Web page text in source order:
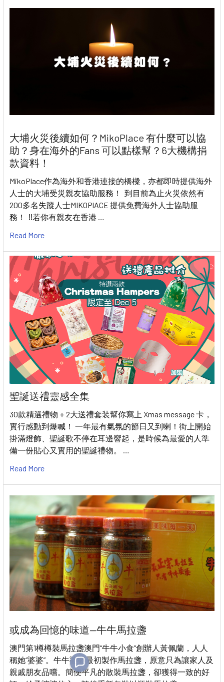
大埔火災後續如何？MikoPlace 有什麼可以協
助？身在海外的Fans 可以點樣幫？6大機構捐
款資料！
MikoPlace作為海外和香港連接的橋樑，亦都即時提供海外
人士的大埔受災親友協助服務！ 到目前為止火災依然有
200多名失蹤人士MIKOPlACE 提供免費海外人士協助服
務！ ‼️若你有親友在香港 …
Read More
聖誕送禮靈感全集
30款精選禮物＋2大送禮套装幫你寫上 Xmas message 卡，
實行感動到爆喊！ 一年最有氣氛的節日又到喇！街上開始
掛滿燈飾、聖誕歌不停在耳邊響起，是時候為最愛的人準
備一份貼心又實用的聖誕禮物。 …
Read More
或成為回憶的味道—牛牛馬拉盞
澳門第1樽樽裝馬拉盞澳門“牛牛小食”創辦人黃佩蘭，人人
稱她“婆婆”。牛牛婆婆最初製作馬拉盞，原意只為讓家人及
親戚朋友品嚐。簡便平凡的散裝馬拉盞，卻獲得一致的好